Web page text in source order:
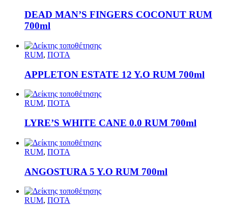
DEAD MAN’S FINGERS COCONUT RUM
700ml
RUM, ΠΟΤΑ
APPLETON ESTATE 12 Y.O RUM 700ml
RUM, ΠΟΤΑ
LYRE’S WHITE CANE 0.0 RUM 700ml
RUM, ΠΟΤΑ
ANGOSTURA 5 Y.O RUM 700ml
RUM, ΠΟΤΑ